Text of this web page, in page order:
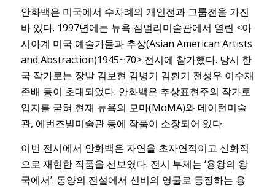
안화백은 미국에서 수차례의 개인전과 그룹전을 가진
바 있다. 1997년에는 뉴욕 짐멀리미술관에서 열린 <아
시아계 미국 예술가들과 추상(Asian American Artists
and Abstraction)1945~70> 전시에 참가했다. 당시 한
국 작가로는 장발 김보현 김병기 김환기 전성우 이수재
존배 등이 초대되었다. 안화백은 추상표현주의 작가로
입지를 굳혀 현재 뉴욕의 모마(MoMA)와 데이턴미술
관, 에번즈빌미술관 등에 작품이 소장되어 있다.
이번 전시에서 안화백은 자연을 초자연적이고 신화적
으로 재현한 작품을 선보였다. 전시 부제는 ‘용왕의 왕
국에서’. 동양의 전설에서 신비의 영물로 등장하는 용